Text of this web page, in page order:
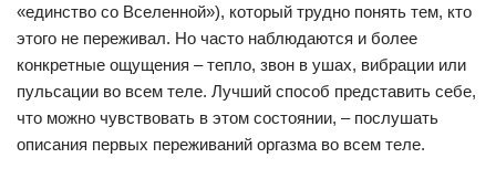
«единство со Вселенной»), который трудно понять тем, кто
этого не переживал. Но часто наблюдаются и более
конкретные ощущения – тепло, звон в ушах, вибрации или
пульсации во всем теле. Лучший способ представить себе,
что можно чувствовать в этом состоянии, – послушать
описания первых переживаний оргазма во всем теле.